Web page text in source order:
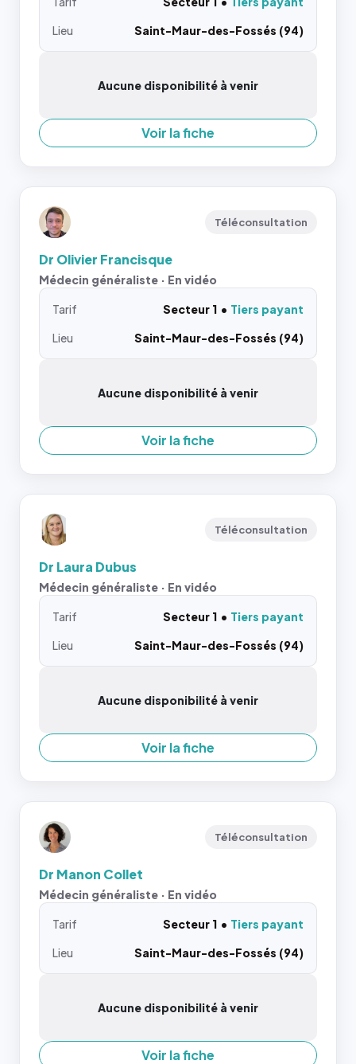
Lieu
Saint-Maur-des-Fossés (94)
Aucune disponibilité à venir
Voir la fiche
Téléconsultation
Dr Olivier Francisque
Médecin généraliste · En vidéo
Tarif Secteur 1
Tiers payant
Lieu
Saint-Maur-des-Fossés (94)
Aucune disponibilité à venir
Voir la fiche
Téléconsultation
Dr Laura Dubus
Médecin généraliste · En vidéo
Tarif Secteur 1
Tiers payant
Lieu
Saint-Maur-des-Fossés (94)
Aucune disponibilité à venir
Voir la fiche
Téléconsultation
Dr Manon Collet
Médecin généraliste · En vidéo
Tarif Secteur 1
Tiers payant
Lieu
Saint-Maur-des-Fossés (94)
Aucune disponibilité à venir
Voir la fiche